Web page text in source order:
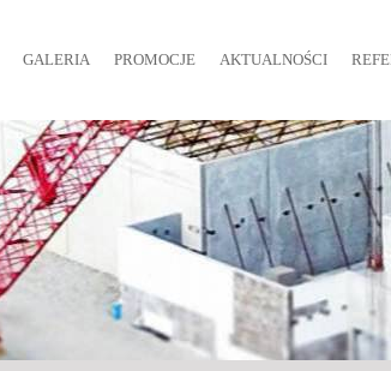
GALERIA PROMOCJE AKTUALNOŚCI